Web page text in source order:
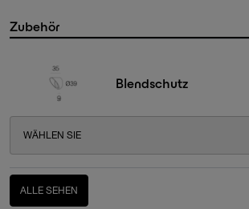
Zubehör
Blendschutz
WÄHLEN SIE
ALLE SEHEN